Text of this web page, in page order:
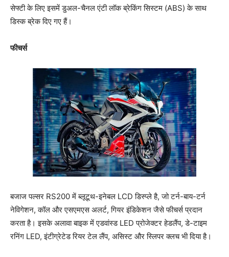
सेफ्टी के लिए इसमें डुअल-चैनल एंटी लॉक ब्रेकिंग सिस्टम (ABS) के साथ
डिस्क ब्रेक दिए गए हैं।
फीचर्स
बजाज पल्सर RS200 में ब्लूटूथ-इनेबल LCD डिस्प्ले है, जो टर्न-बाय-टर्न
नेविगेशन, कॉल और एसएमएस अलर्ट, गियर इंडिकेशन जैसे फीचर्स प्रदान
करता है। इसके अलावा बाइक में एडवांस्ड LED प्रोजेक्टर हेडलैंप, डे-टाइम
रनिंग LED, इंटीग्रेटेड रियर टेल लैंप, असिस्ट और स्लिपर क्लच भी दिया है।